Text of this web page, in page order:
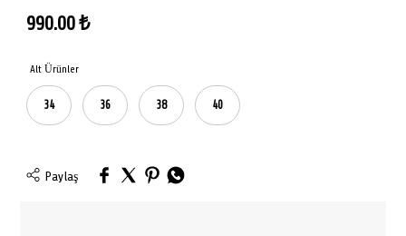
990.00₺
Alt Ürünler
34 36 38 40
Paylaş